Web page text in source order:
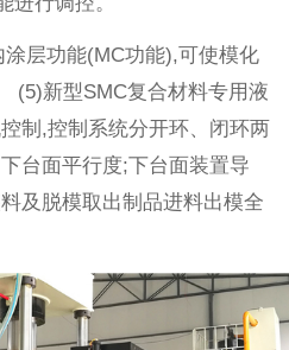
层功能(MC功能),可使模化
(5)新型SMC复合材料专用液
制,控制系统分开环、闭环两
台面平行度;下台面装置导
及脱模取出制品进料出模全